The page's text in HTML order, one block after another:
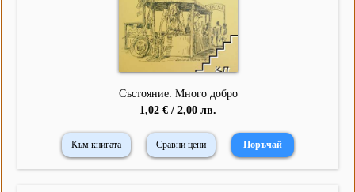
Състояние: Много добро
1,02 € / 2,00 лв.
Към книгата Сравни цени